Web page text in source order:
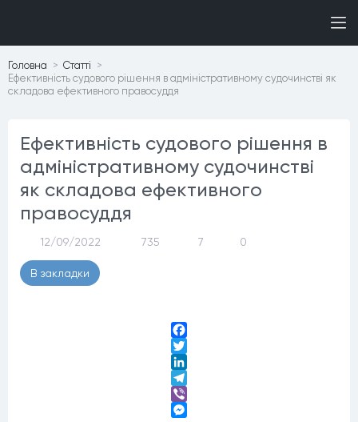
Головна
Статтi
Ефективність судового рішення в адміністративному судочинстві як
складова ефективного правосуддя
Ефективність судового рішення в
адміністративному судочинстві
як складова ефективного
правосуддя
12/09/2022 735 7 0
В закладки
Facebook
Twitter
LinkedIn
Telegram
Viber